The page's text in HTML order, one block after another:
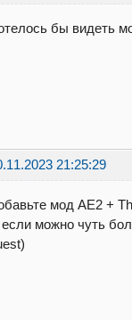
бы видеть
21:25:29
мод AE2 +
можно чуть